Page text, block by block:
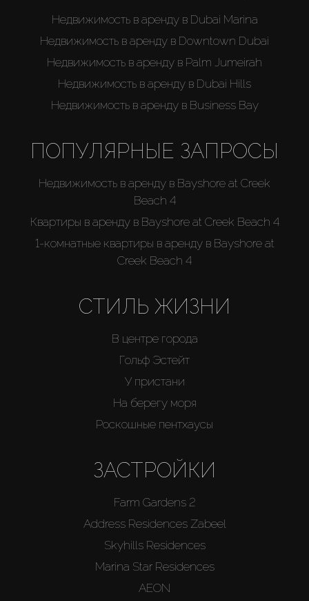
Недвижимость в аренду в Dubai Marina
Недвижимость в аренду в Downtown Dubai
Недвижимость в аренду в Palm Jumeirah
Недвижимость в аренду в Dubai Hills
Недвижимость в аренду в Business Bay
ПОПУЛЯРНЫЕ ЗАПРОСЫ
Недвижимость в аренду в Bayshore at Creek
Beach 4
Квартиры в аренду в Bayshore at Creek Beach 4
1-комнатные квартиры в аренду в Bayshore at
Creek Beach 4
СТИЛЬ ЖИЗНИ
В центре города
Гольф Эстейт
У пристани
На берегу моря
Роскошные пентхаусы
ЗАСТРОЙКИ
Farm Gardens 2
Address Residences Zabeel
Skyhills Residences
Marina Star Residences
AEON